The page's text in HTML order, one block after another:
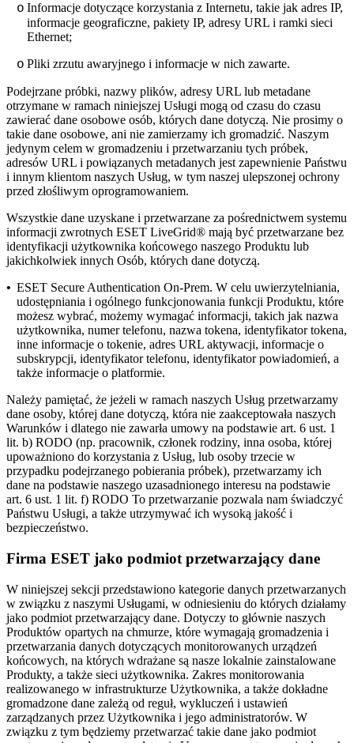
o Informacje dotyczące korzystania z Internetu, takie jak adres IP,
informacje geograficzne, pakiety IP, adresy URL i ramki sieci
Ethernet;
o Pliki zrzutu awaryjnego i informacje w nich zawarte.
Podejrzane próbki, nazwy plików, adresy URL lub metadane
otrzymane w ramach niniejszej Usługi mogą od czasu do czasu
zawierać dane osobowe osób, których dane dotyczą. Nie prosimy o
takie dane osobowe, ani nie zamierzamy ich gromadzić. Naszym
jedynym celem w gromadzeniu i przetwarzaniu tych próbek,
adresów URL i powiązanych metadanych jest zapewnienie Państwu
i innym klientom naszych Usług, w tym naszej ulepszonej ochrony
przed złośliwym oprogramowaniem.
Wszystkie dane uzyskane i przetwarzane za pośrednictwem systemu
informacji zwrotnych ESET LiveGrid® mają być przetwarzane bez
identyfikacji użytkownika końcowego naszego Produktu lub
jakichkolwiek innych Osób, których dane dotyczą.
• ESET Secure Authentication On-Prem. W celu uwierzytelniania,
udostępniania i ogólnego funkcjonowania funkcji Produktu, które
możesz wybrać, możemy wymagać informacji, takich jak nazwa
użytkownika, numer telefonu, nazwa tokena, identyfikator tokena,
inne informacje o tokenie, adres URL aktywacji, informacje o
subskrypcji, identyfikator telefonu, identyfikator powiadomień, a
także informacje o platformie.
Należy pamiętać, że jeżeli w ramach naszych Usług przetwarzamy
dane osoby, której dane dotyczą, która nie zaakceptowała naszych
Warunków i dlatego nie zawarła umowy na podstawie art. 6 ust. 1
lit. b) RODO (np. pracownik, członek rodziny, inna osoba, której
upoważniono do korzystania z Usług, lub osoby trzecie w
przypadku podejrzanego pobierania próbek), przetwarzamy ich
dane na podstawie naszego uzasadnionego interesu na podstawie
art. 6 ust. 1 lit. f) RODO To przetwarzanie pozwala nam świadczyć
Państwu Usługi, a także utrzymywać ich wysoką jakość i
bezpieczeństwo.
Firma ESET jako podmiot przetwarzający dane
W niniejszej sekcji przedstawiono kategorie danych przetwarzanych
w związku z naszymi Usługami, w odniesieniu do których działamy
jako podmiot przetwarzający dane. Dotyczy to głównie naszych
Produktów opartych na chmurze, które wymagają gromadzenia i
przetwarzania danych dotyczących monitorowanych urządzeń
końcowych, na których wdrażane są nasze lokalnie zainstalowane
Produkty, a także sieci użytkownika. Zakres monitorowania
realizowanego w infrastrukturze Użytkownika, a także dokładne
gromadzone dane zależą od reguł, wykluczeń i ustawień
zarządzanych przez Użytkownika i jego administratorów. W
związku z tym będziemy przetwarzać takie dane jako podmiot